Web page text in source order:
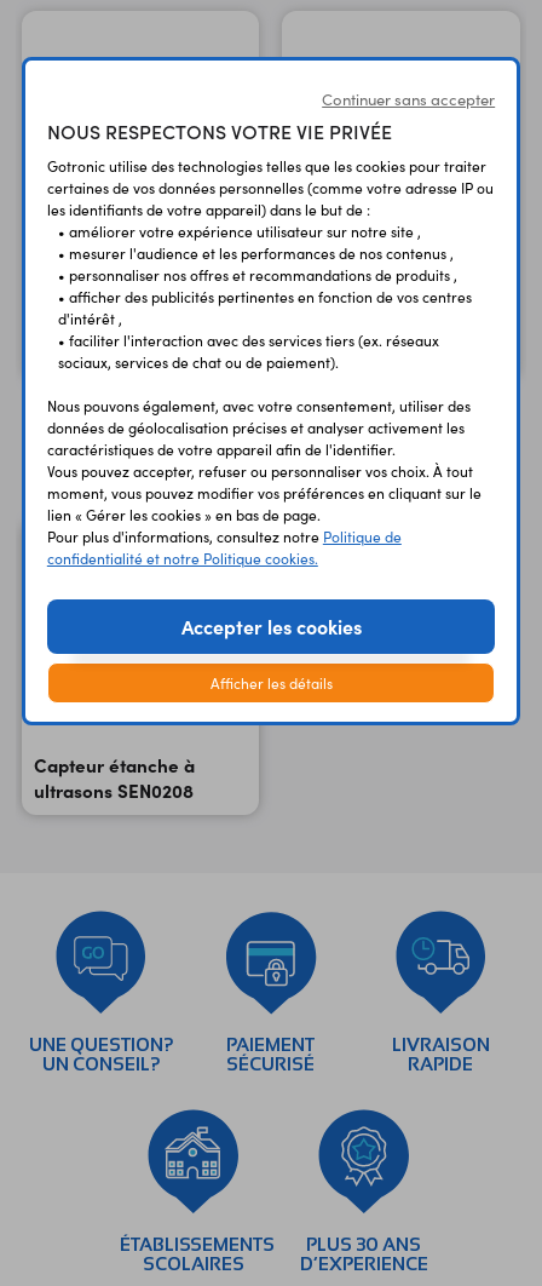
Pack de 10 câbles de
connexion M/F BBJ21
1,50 € TTC
1,25 € HT Code : 12335
Arduino Uno R3
A000066
19,92 € HT
Vous avez déja consulté
Capteur étanche à
ultrasons SEN0208
UNE QUESTION?
UN CONSEIL?
PAIEMENT
SÉCURISÉ
LIVRAISON
RAPIDE
ÉTABLISSEMENTS
SCOLAIRES
PLUS 30 ANS
D’EXPERIENCE
Continuer sans accepter
NOUS RESPECTONS VOTRE VIE PRIVÉE
Gotronic utilise des technologies telles que les cookies pour traiter
certaines de vos données personnelles (comme votre adresse IP ou
les identifiants de votre appareil) dans le but de :
• améliorer votre expérience utilisateur sur notre site ,
• mesurer l'audience et les performances de nos contenus ,
• personnaliser nos offres et recommandations de produits ,
• afficher des publicités pertinentes en fonction de vos centres
d'intérêt ,
• faciliter l'interaction avec des services tiers (ex. réseaux
sociaux, services de chat ou de paiement).
Nous pouvons également, avec votre consentement, utiliser des
données de géolocalisation précises et analyser activement les
caractéristiques de votre appareil afin de l'identifier.
Vous pouvez accepter, refuser ou personnaliser vos choix. À tout
moment, vous pouvez modifier vos préférences en cliquant sur le
lien « Gérer les cookies » en bas de page.
Pour plus d'informations, consultez notre Politique de
confidentialité et notre Politique cookies.
Accepter les cookies
Afficher les détails